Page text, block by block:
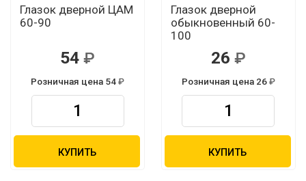
Глазок дверной ЦАМ
60-90
54
Розничная цена 54
КУПИТЬ
Глазок дверной
обыкновенный 60-
100
26
Розничная цена 26
КУПИТЬ